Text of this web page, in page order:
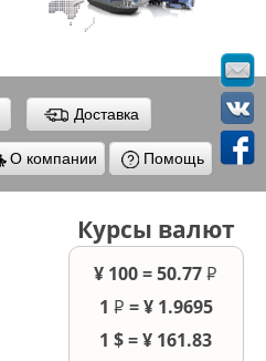
Доставка
О компании Помощь
Курсы валют
¥ 100 = 50.77P
–
1 P
– = ¥ 1.9695
1 $ = ¥ 161.83